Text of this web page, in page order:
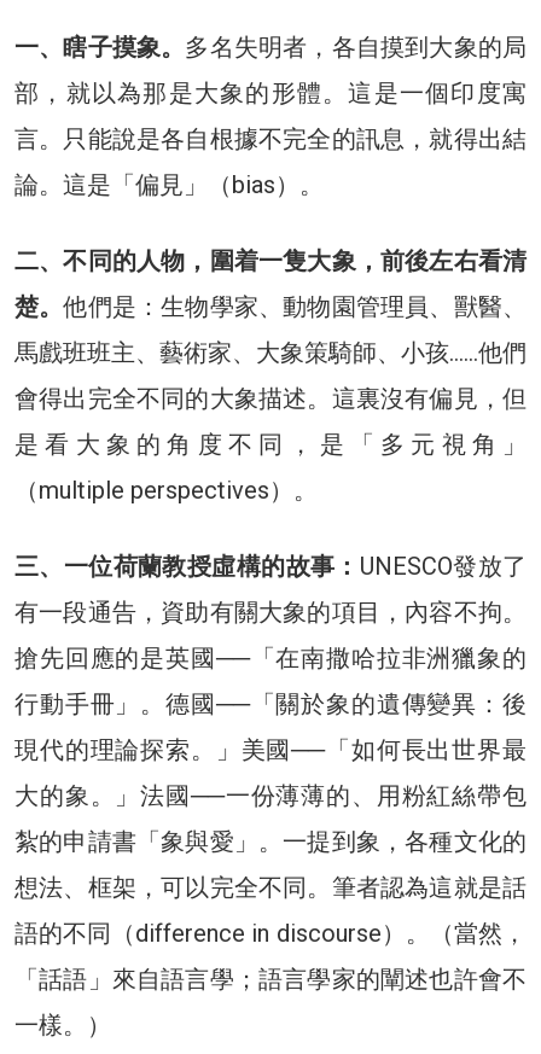
一、瞎子摸象。 多名失明者，各自摸到大象的局
部，就以為那是大象的形體。這是一個印度寓
言。只能說是各自根據不完全的訊息，就得出結
論。這是「偏見」（bias）。
二、不同的人物，圍着一隻大象，前後左右看清
楚。他們是：生物學家、動物園管理員、獸醫、
馬戲班班主、藝術家、大象策騎師、小孩……他們
會得出完全不同的大象描述。這裏沒有偏見，但
是看大象的角度不同，是「多元視角」
（multiple perspectives）。
三、一位荷蘭教授虛構的故事： UNESCO發放了
有一段通告，資助有關大象的項目，內容不拘。
搶先回應的是英國──「在南撒哈拉非洲獵象的
行動手冊」。德國──「關於象的遺傳變異：後
現代的理論探索。」美國──「如何長出世界最
大的象。」法國──一份薄薄的、用粉紅絲帶包
紮的申請書「象與愛」。一提到象，各種文化的
想法、框架，可以完全不同。筆者認為這就是話
語的不同（difference in discourse）。（當然，
「話語」來自語言學；語言學家的闡述也許會不
一樣。）